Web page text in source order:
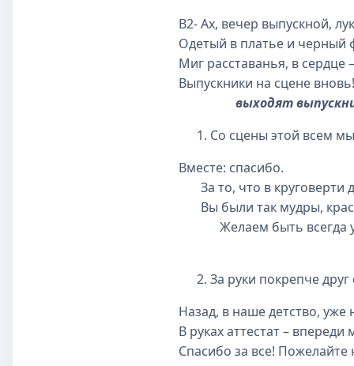
В2- Ах, вечер выпускной,
Одетый в платье и черный
Миг расставанья, в сердце
Выпускники на сцене
выходят
Со сцены этой всем
Вместе: спасибо.
За то, что в круговерти
Вы были так мудры,
Желаем быть всегда
За руки покрепче
Назад, в наше детство, уже
В руках аттестат –
Спасибо за все! Пожелайте